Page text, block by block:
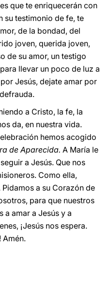
que te enriquecerán con
su testimonio de fe, te
de la bondad, del
joven, querida joven,
de su amor, un testigo
llevar un poco de luz a
Jesús, dejate amar por
a Cristo, la fe, la
da, en nuestra vida.
hemos acogido
de Aparecida. A María le
a Jesús. Que nos
Como ella,
a su Corazón de
para que nuestros
a amar a Jesús y a
¡Jesús nos espera.
Amén.